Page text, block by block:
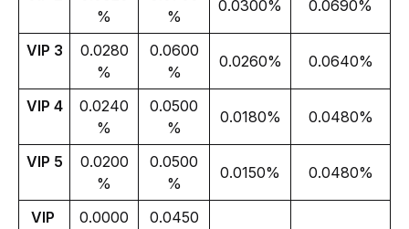
%
%
0.0300% 0.0690%
VIP 3
0.0280
%
0.0600
%
0.0260% 0.0640%
VIP 4
0.0240
%
0.0500
%
0.0180% 0.0480%
VIP 5
0.0200
%
0.0500
%
0.0150% 0.0480%
VIP
0.0000
0.0450